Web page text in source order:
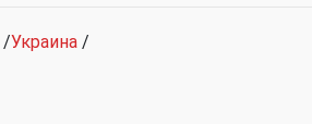
/Украина /